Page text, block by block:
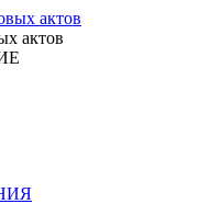
актов